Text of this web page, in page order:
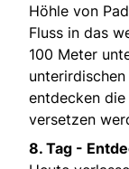
Höhle von
Fluss in das
100 Meter
entdecken die
versetzen
8. Tag -